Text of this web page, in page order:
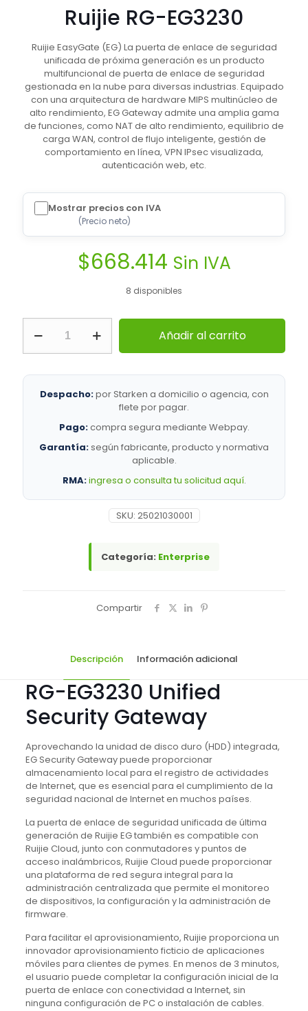
Ruijie RG-EG3230
Ruijie EasyGate (EG) La puerta de enlace de seguridad
unificada de próxima generación es un producto
multifuncional de puerta de enlace de seguridad
gestionada en la nube para diversas industrias. Equipado
con una arquitectura de hardware MIPS multinúcleo de
alto rendimiento, EG Gateway admite una amplia gama
de funciones, como NAT de alto rendimiento, equilibrio de
carga WAN, control de flujo inteligente, gestión de
comportamiento en línea, VPN IPsec visualizada,
autenticación web, etc.
Mostrar precios con IVA
(Precio neto)
$668.414 Sin IVA
8 disponibles
Networks
|
EG3230
Unified
Routers
Enterprise
Añadir al carrito
Despacho:por Starken a domicilio o agencia, con
flete por pagar.
Pago:compra segura mediante Webpay.
Garantía:según fabricante, producto y normativa
aplicable.
RMA:ingresa o consulta tu solicitud aquí.
Categoría: Enterprise
SKU: 25021030001
Compartir
Descripción Información adicional
RG-EG3230 Unified
Security Gateway
Aprovechando la unidad de disco duro (HDD) integrada,
EG Security Gateway puede proporcionar
almacenamiento local para el registro de actividades
de Internet, que es esencial para el cumplimiento de la
seguridad nacional de Internet en muchos países.
La puerta de enlace de seguridad unificada de última
generación de Ruijie EG también es compatible con
Ruijie Cloud, junto con conmutadores y puntos de
acceso inalámbricos, Ruijie Cloud puede proporcionar
una plataforma de red segura integral para la
administración centralizada que permite el monitoreo
de dispositivos, la configuración y la administración de
firmware.
Para facilitar el aprovisionamiento, Ruijie proporciona un
innovador aprovisionamiento ficticio de aplicaciones
móviles para clientes de pymes. En menos de 3 minutos,
el usuario puede completar la configuración inicial de la
puerta de enlace con conectividad a Internet, sin
ninguna configuración de PC o instalación de cables.